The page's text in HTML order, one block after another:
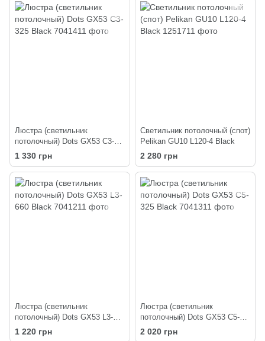
Люстра (светильник
потолочный) Dots GX53 C3-
325 Black
1 330 грн
Светильник потолочный (спот)
Pelikan GU10 L120-4 Black
2 280 грн
Люстра (светильник
потолочный) Dots GX53 L3-
660 Black
1 220 грн
Люстра (светильник
потолочный) Dots GX53 C5-
325 Black
2 020 грн